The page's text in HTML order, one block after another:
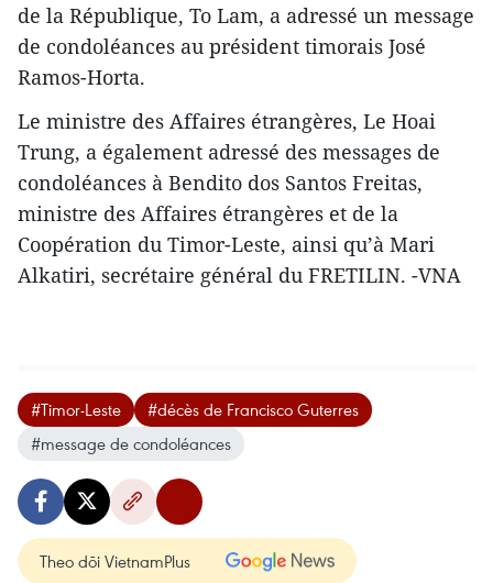
de la République, To Lam, a adressé un message
de condoléances au président timorais José
Ramos-Horta.
Le ministre des Affaires étrangères, Le Hoai
Trung, a également adressé des messages de
condoléances à Bendito dos Santos Freitas,
ministre des Affaires étrangères et de la
Coopération du Timor-Leste, ainsi qu’à Mari
Alkatiri, secrétaire général du FRETILIN. -VNA
#Timor-Leste
#décès de Francisco Guterres
#message de condoléances
Theo dõi VietnamPlus